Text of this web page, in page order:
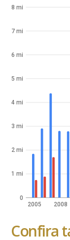
2005 2008
0
1 mi
2 mi
3 mi
4 mi
5 mi
6 mi
7 mi
8 mi
Confira